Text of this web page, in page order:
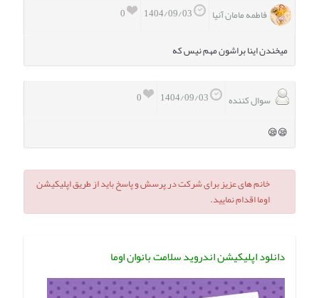
0
فاطمه مامان آنیا
میخندن اینا براشون مهم نیس که
0
سوال کننده
😪😪
خانم های عزیز برای شرکت در پرسش و پاسخ باید از طریق اپلیکیشن
اوما اقدام نمایید.
دانلود اپلیکیشن اندروید سلامت بانوان اوما